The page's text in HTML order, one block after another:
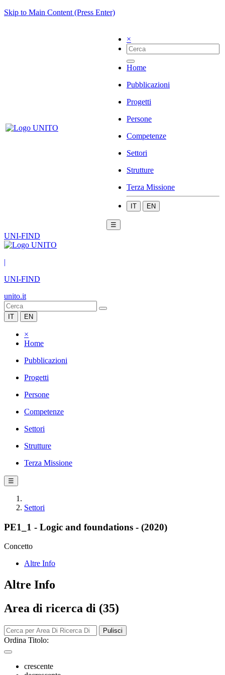
Skip to Main Content (Press Enter)
×
Home
Pubblicazioni
Progetti
Persone
Competenze
Settori
Strutture
Terza Missione
IT EN
☰
UNI-FIND
|
UNI-FIND
unito.it
IT EN
×
Home
Pubblicazioni
Progetti
Persone
Competenze
Settori
Strutture
Terza Missione
☰
Settori
PE1_1 - Logic and foundations - (2020)
Concetto
Altre Info
Altre Info
Area di ricerca di (35)
Pulisci
Ordina Titolo:
crescente